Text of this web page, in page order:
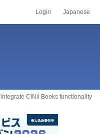
Login Japanese
CiNii Books functionality